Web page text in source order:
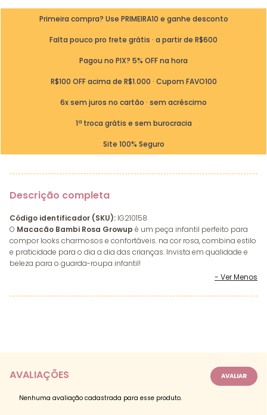
Primeira compra? Use PRIMEIRA10 e ganhe desconto
Falta pouco pro frete grátis · a partir de R$600
Pagou no PIX? 5% OFF na hora
R$100 OFF acima de R$1.000 · Cupom FAVO100
6x sem juros no cartão · sem acréscimo
1ª troca grátis e sem burocracia
Site 100% Seguro
Descrição completa
Código identificador (SKU): IG210158
O Macacão Bambi Rosa Growup é um peça infantil perfeito para
compor looks charmosos e confortáveis. na cor rosa, combina estilo
e praticidade para o dia a dia das crianças. Invista em qualidade e
beleza para o guarda-roupa infantil!
AVALIAÇÕES
Nenhuma avaliação cadastrada para esse produto.